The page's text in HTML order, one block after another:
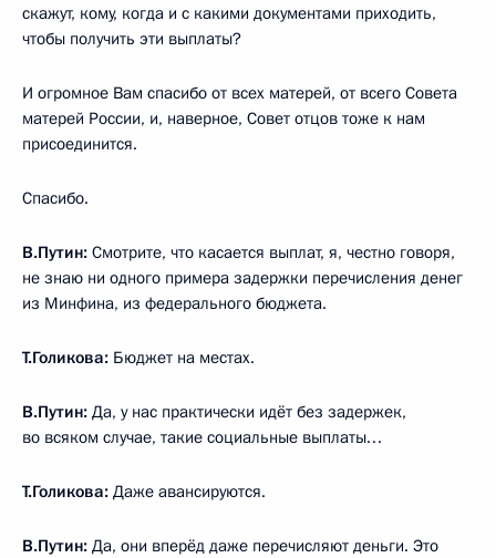
скажут, кому, когда и с какими документами приходить,
чтобы получить эти выплаты?
И огромное Вам спасибо от всех матерей, от всего Совета
матерей России, и, наверное, Совет отцов тоже к нам
присоединится.
Спасибо.
В.Путин: Смотрите, что касается выплат, я, честно говоря,
не знаю ни одного примера задержки перечисления денег
из Минфина, из федерального бюджета.
Т.Голикова: Бюджет на местах.
В.Путин: Да, у нас практически идёт без задержек,
во всяком случае, такие социальные выплаты…
Т.Голикова: Даже авансируются.
В.Путин: Да, они вперёд даже перечисляют деньги. Это